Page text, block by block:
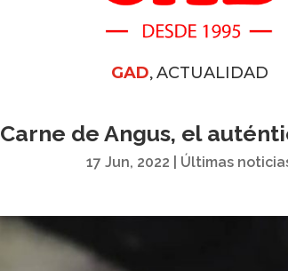
GAD, ACTUALIDAD
Carne de Angus, el
17 Jun, 2022 Últimas